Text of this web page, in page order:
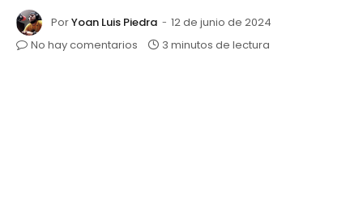
PorYoan Luis Piedra
12 de junio de 2024
No hay comentarios
3 minutos de lectura